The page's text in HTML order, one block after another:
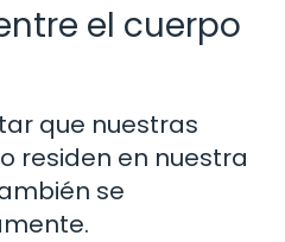
el cuerpo
que nuestras
residen en nuestra
se